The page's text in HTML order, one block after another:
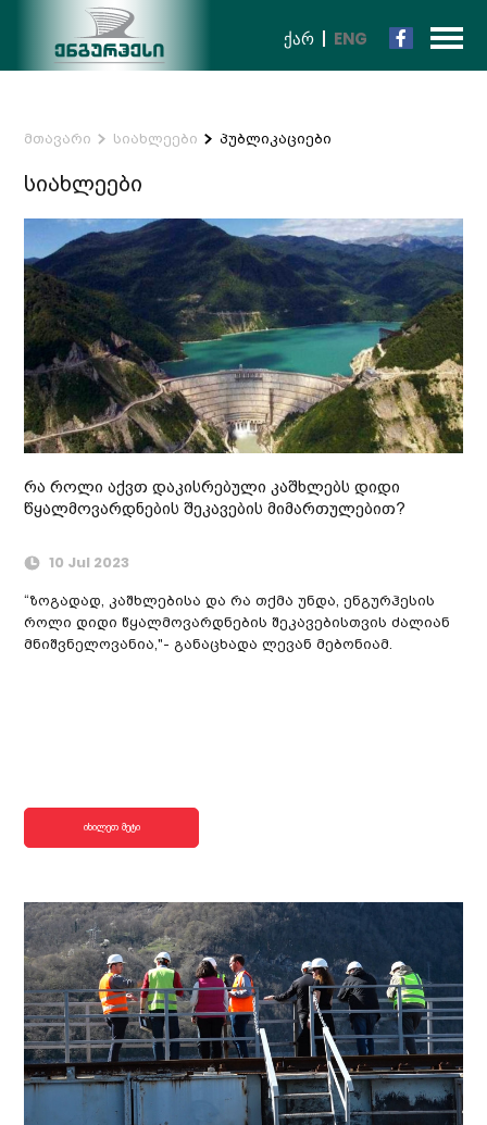
ᲥᲐᲠ ENG
მთავარი სიახლეები პუბლიკაციები
სიახლეები
რა როლი აქვთ დაკისრებული კაშხლებს დიდი
წყალმოვარდნების შეკავების მიმართულებით?
10 Jul 2023
“ზოგადად, კაშხლებისა და რა თქმა უნდა, ენგურჰესის
როლი დიდი წყალმოვარდნების შეკავებისთვის ძალიან
მნიშვნელოვანია,"- განაცხადა ლევან მებონიამ.
იხილეთ მეტი